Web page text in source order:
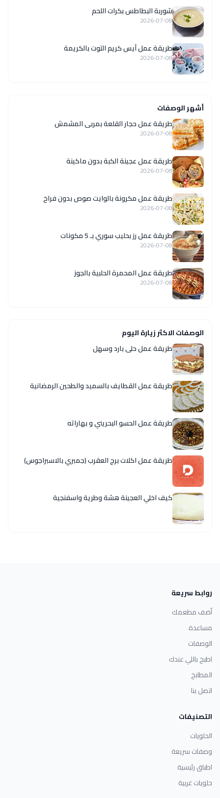
شوربة البطاطس بكرات اللحم
2026-07-08
طريقة عمل آيس كريم التوت بالكريمة
2026-07-08
أشهر الوصفات
طريقة عمل حجار القلعة بمربى المشمش
2026-07-08
طريقة عمل عجينة الكبة بدون ماكينة
2026-07-08
طريقة عمل مكرونة بالوايت صوص بدون فراخ
2026-07-08
طريقة عمل رز بحليب سوري بـ 5 مكونات
2026-07-08
طريقة عمل المحمرة الحلبية بالجوز
2026-07-08
الوصفات الاكثر زيارة اليوم
طريقة عمل حلى بارد وسهل
طريقة عمل القطايف بالسميد والطحين الرمضانية
طريقة عمل الحسو البحريني و بهاراته
طريقة عمل اكلات برج العقرب (جمبري بالاسبراجوس)
كيف اخلي العجينة هشة وطرية واسفنجية
روابط سريعة
أضف مطعمك
مساعدة
الوصفات
اطبخ باللي عندك
المطابخ
اتصل بنا
التصنيفات
الحلويات
وصفات سريعة
اطباق رئيسية
حلويات غربية